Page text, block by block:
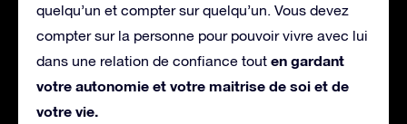
quelqu’un et compter sur quelqu’un. Vous devez
compter sur la personne pour pouvoir vivre avec lui
dans une relation de confiance tout en gardant
votre autonomie et votre maitrise de soi et de
votre vie.